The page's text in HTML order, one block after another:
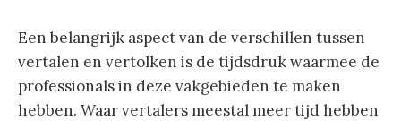
Een belangrijk aspect van de verschillen tussen
vertalen en vertolken is de tijdsdruk waarmee de
professionals in deze vakgebieden te maken
hebben. Waar vertalers meestal meer tijd hebben